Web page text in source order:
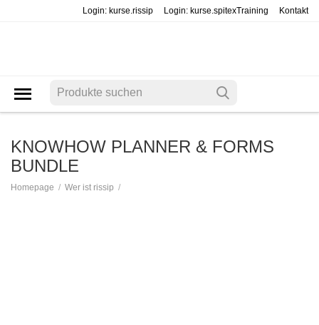
Login: kurse.rissip Login: kurse.spitexTraining Kontakt
KNOWHOW PLANNER & FORMS
BUNDLE
Homepage / Wer ist rissip /